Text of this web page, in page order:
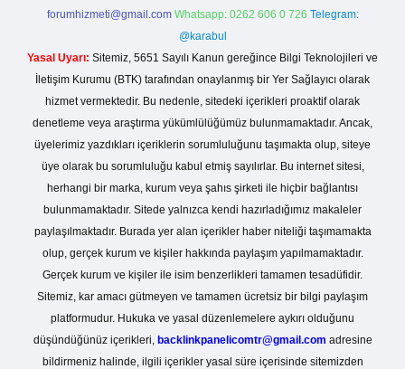
forumhizmeti@gmail.com Whatsapp: 0262 606 0 726 Telegram:
@karabul
Yasal Uyarı: Sitemiz, 5651 Sayılı Kanun gereğince Bilgi Teknolojileri ve
İletişim Kurumu (BTK) tarafından onaylanmış bir Yer Sağlayıcı olarak
hizmet vermektedir. Bu nedenle, sitedeki içerikleri proaktif olarak
denetleme veya araştırma yükümlülüğümüz bulunmamaktadır. Ancak,
üyelerimiz yazdıkları içeriklerin sorumluluğunu taşımakta olup, siteye
üye olarak bu sorumluluğu kabul etmiş sayılırlar. Bu internet sitesi,
herhangi bir marka, kurum veya şahıs şirketi ile hiçbir bağlantısı
bulunmamaktadır. Sitede yalnızca kendi hazırladığımız makaleler
paylaşılmaktadır. Burada yer alan içerikler haber niteliği taşımamakta
olup, gerçek kurum ve kişiler hakkında paylaşım yapılmamaktadır.
Gerçek kurum ve kişiler ile isim benzerlikleri tamamen tesadüfidir.
Sitemiz, kar amacı gütmeyen ve tamamen ücretsiz bir bilgi paylaşım
platformudur. Hukuka ve yasal düzenlemelere aykırı olduğunu
düşündüğünüz içerikleri, backlinkpanelicomtr@gmail.com adresine
bildirmeniz halinde, ilgili içerikler yasal süre içerisinde sitemizden